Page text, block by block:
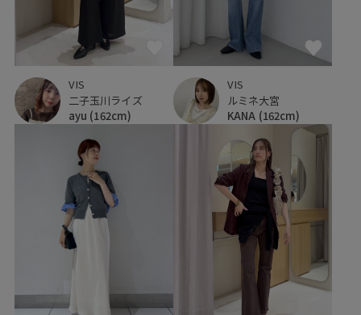
VIS
二子玉川ライズ
ayu (162cm)
VIS
ルミネ大宮
KANA (162cm)